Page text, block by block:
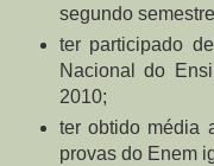
segundo
ter participado
Nacional do
2010;
ter obtido média
provas do Enem